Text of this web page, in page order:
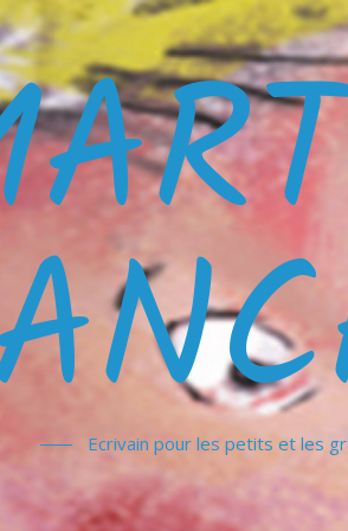
Ecrivain pour les petits et les